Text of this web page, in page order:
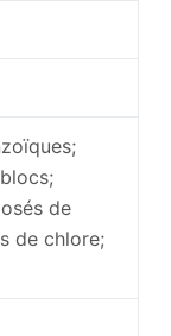
de
de chlore;